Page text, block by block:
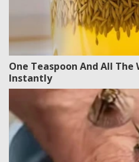
One Teaspoon And All The
Instantly